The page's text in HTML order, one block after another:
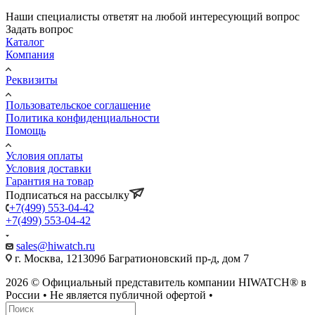
Наши специалисты ответят на любой интересующий вопрос
Задать вопрос
Каталог
Компания
Реквизиты
Пользовательское соглашение
Политика конфиденциальности
Помощь
Условия оплаты
Условия доставки
Гарантия на товар
Подписаться на рассылку
+7(499) 553-04-42
+7(499) 553-04-42
sales@hiwatch.ru
г. Москва, 121309б Багратионовский пр-д, дом 7
2026 © Официальный представитель компании HIWATCH® в
России • Не является публичной офертой •